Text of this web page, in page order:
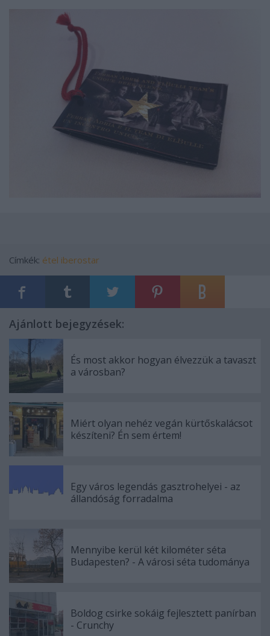
Címkék: étel iberostar
Ajánlott bejegyzések:
És most akkor hogyan élvezzük a tavaszt
a városban?
Miért olyan nehéz vegán kürtőskalácsot
készíteni? Én sem értem!
Egy város legendás gasztrohelyei - az
állandóság forradalma
Mennyibe kerül két kilométer séta
Budapesten? - A városi séta tudománya
Boldog csirke sokáig fejlesztett panírban
- Crunchy